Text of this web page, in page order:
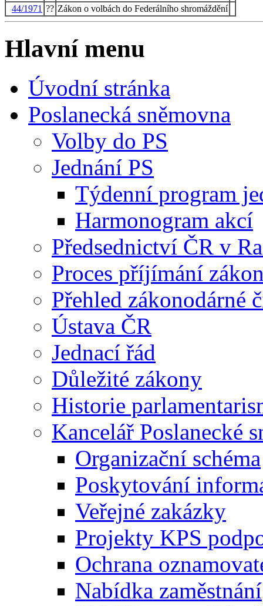
44/1971 ?? Zákon o volbách do Federálního shromáždění
Hlavní menu
Úvodní stránka
Poslanecká sněmovna
Volby do PS
Jednání PS
Týdenní program
Harmonogram akcí
Předsednictví ČR v
Proces příjímání
Přehled zákonodárné
Ústava ČR
Jednací řád
Důležité zákony
Historie
Kancelář Poslanecké
Organizační schéma
Poskytování
Veřejné zakázky
Projekty KPS
Ochrana
Nabídka zaměstnání